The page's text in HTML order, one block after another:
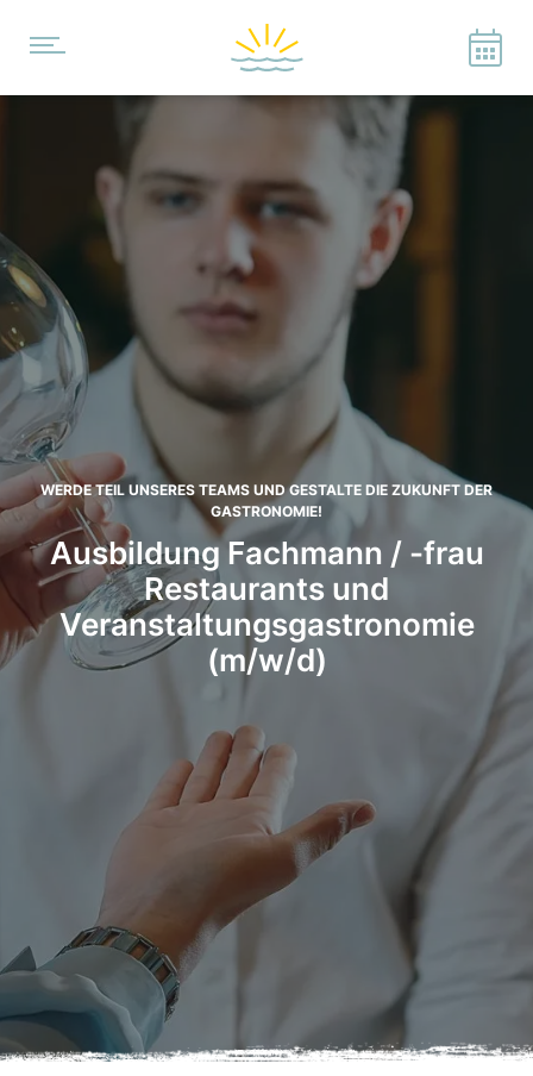
WERDE TEIL UNSERES TEAMS UND GESTALTE DIE ZUKUNFT DER
GASTRONOMIE!
Ausbildung Fachmann / -frau
Restaurants und
Veranstaltungsgastronomie
(m/w/d)